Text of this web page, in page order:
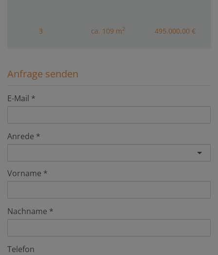
3 ca. 109 m2 495.000,00 €
Anfrage senden
E-Mail
Anrede
Vorname
Nachname
Telefon